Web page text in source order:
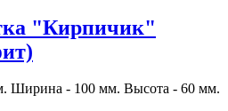
"Кирпичик"
Ширина - 100 мм. Высота - 60 мм.